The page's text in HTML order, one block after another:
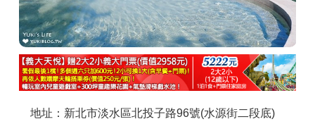
聯絡我們
APP下載
地址：新北市淡水區北投子路96號(水源街二段底)